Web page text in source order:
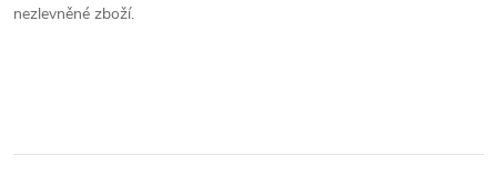
nezlevněné zboží.